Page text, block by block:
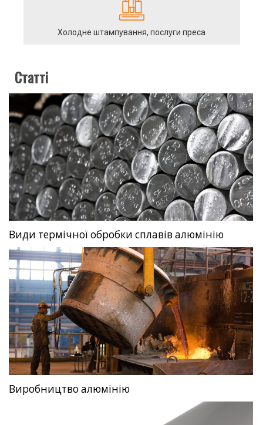
Холодне штампування, послуги преса
Статті
Види термічної обробки сплавів алюмінію
Виробництво алюмінію